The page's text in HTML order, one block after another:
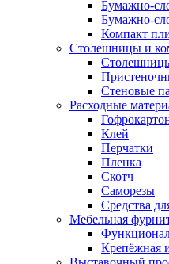
Бумажно-
Бумажно-
Компакт
Столешницы и
Стеновые
Расходные
Клей
Перчатки
Пленка
Скотч
Саморезы
Средства
Мебельная
Крепёжная